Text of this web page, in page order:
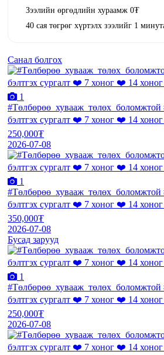
Зээлийн өргөдлийн хураамж 0₮
40 сая төгрөг хүртэлх зээлийг 1
Санал болгох
1
бэлтгэх сургалт ❤️ 7 хоног ❤️ 14
250,000₮
2026-07-08
1
бэлтгэх сургалт ❤️ 7 хоног ❤️ 14
350,000₮
2026-07-08
Бусад зарууд
1
бэлтгэх сургалт ❤️ 7 хоног ❤️ 14
250,000₮
2026-07-08